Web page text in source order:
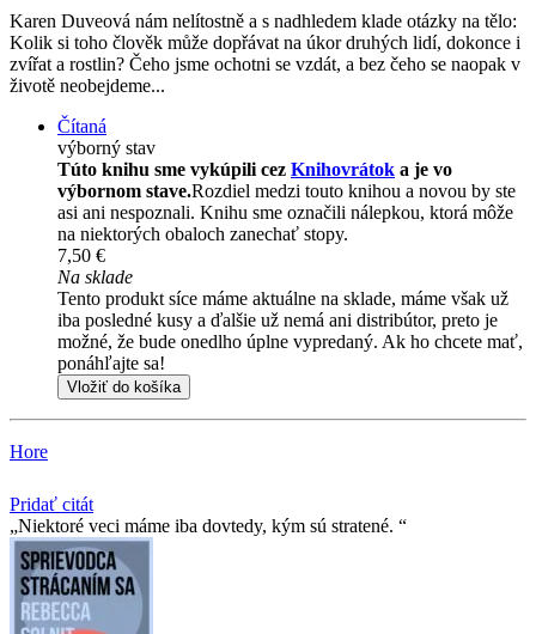
Karen Duveová nám nelítostně a s nadhledem klade otázky na tělo:
Kolik si toho člověk může dopřávat na úkor druhých lidí, dokonce i
zvířat a rostlin? Čeho jsme ochotni se vzdát, a bez čeho se naopak v
životě neobejdeme...
Čítaná
výborný stav
Túto knihu sme vykúpili cez Knihovrátok a je vo
výbornom stave.Rozdiel medzi touto knihou a novou by ste
asi ani nespoznali. Knihu sme označili nálepkou, ktorá môže
na niektorých obaloch zanechať stopy.
7,50 €
Na sklade
Tento produkt síce máme aktuálne na sklade, máme však už
iba posledné kusy a ďalšie už nemá ani distribútor, preto je
možné, že bude onedlho úplne vypredaný. Ak ho chcete mať,
ponáhľajte sa!
Vložiť do košíka
Hore
Pridať citát
Niektoré veci máme iba dovtedy, kým sú stratené.